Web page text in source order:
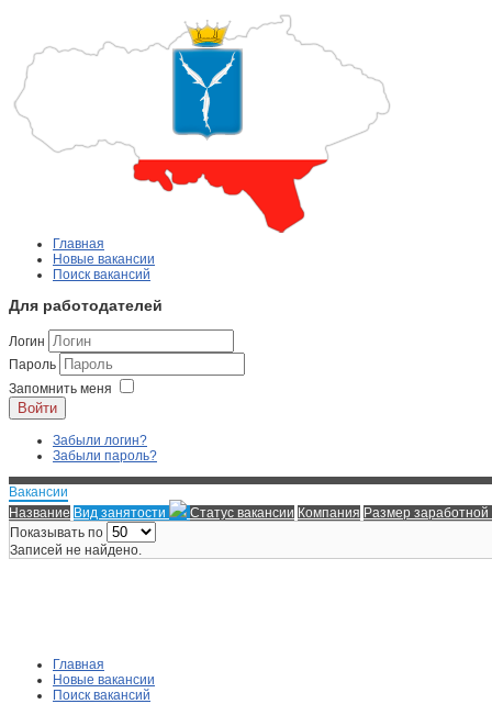
Главная
Новые вакансии
Поиск вакансий
Для работодателей
Логин
Пароль
Запомнить меня
Войти
Забыли логин?
Забыли пароль?
Вакансии
Название Вид занятости Статус вакансии Компания Размер
Показывать по
Записей не найдено.
Главная
Новые вакансии
Поиск вакансий